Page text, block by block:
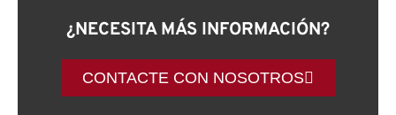
¿NECESITA MÁS INFORMACIÓN?
CONTACTE CON NOSOTROS